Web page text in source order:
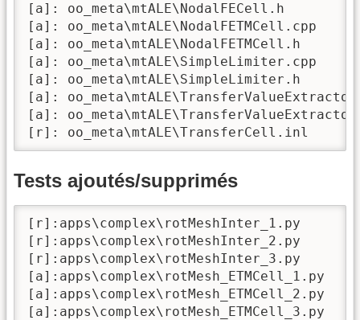
[a]: oo_meta\mtALE\NodalFECell.h
[a]: oo_meta\mtALE\NodalFETMCell.cpp
[a]: oo_meta\mtALE\NodalFETMCell.h
[a]: oo_meta\mtALE\SimpleLimiter.cpp
[a]: oo_meta\mtALE\SimpleLimiter.h
[a]:
[a]:
[r]: oo_meta\mtALE\TransferCell.inl
Tests ajoutés/supprimés
[r]:apps\complex\rotMeshInter_1.py
[r]:apps\complex\rotMeshInter_2.py
[r]:apps\complex\rotMeshInter_3.py
[a]:apps\complex\rotMesh_ETMCell_1.py
[a]:apps\complex\rotMesh_ETMCell_2.py
[a]:apps\complex\rotMesh_ETMCell_3.py